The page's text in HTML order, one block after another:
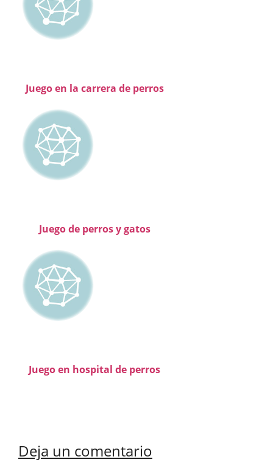
Juego en la carrera de perros
Juego de perros y gatos
Juego en hospital de perros
Deja un comentario